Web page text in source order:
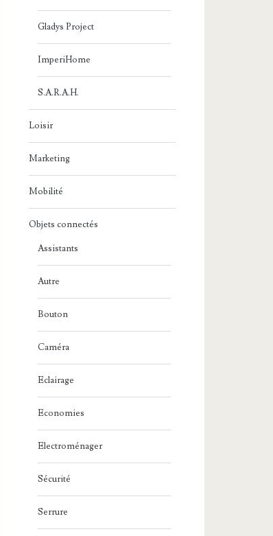
Gladys Project
ImperiHome
S.A.R.A.H.
Loisir
Marketing
Mobilité
Objets connectés
Assistants
Autre
Bouton
Caméra
Eclairage
Economies
Electroménager
Sécurité
Serrure